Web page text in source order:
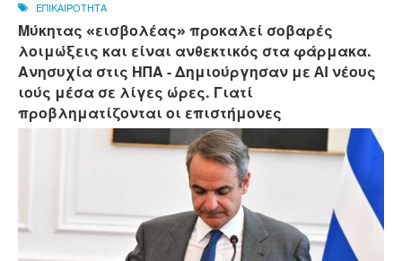
ΕΠΙΚΑΙΡΟΤΗΤΑ
Μύκητας «εισβολέας» προκαλεί σοβαρές
λοιμώξεις και είναι ανθεκτικός στα φάρμακα.
Ανησυχία στις ΗΠΑ - Δημιούργησαν με AI νέους
ιούς μέσα σε λίγες ώρες. Γιατί
προβληματίζονται οι επιστήμονες